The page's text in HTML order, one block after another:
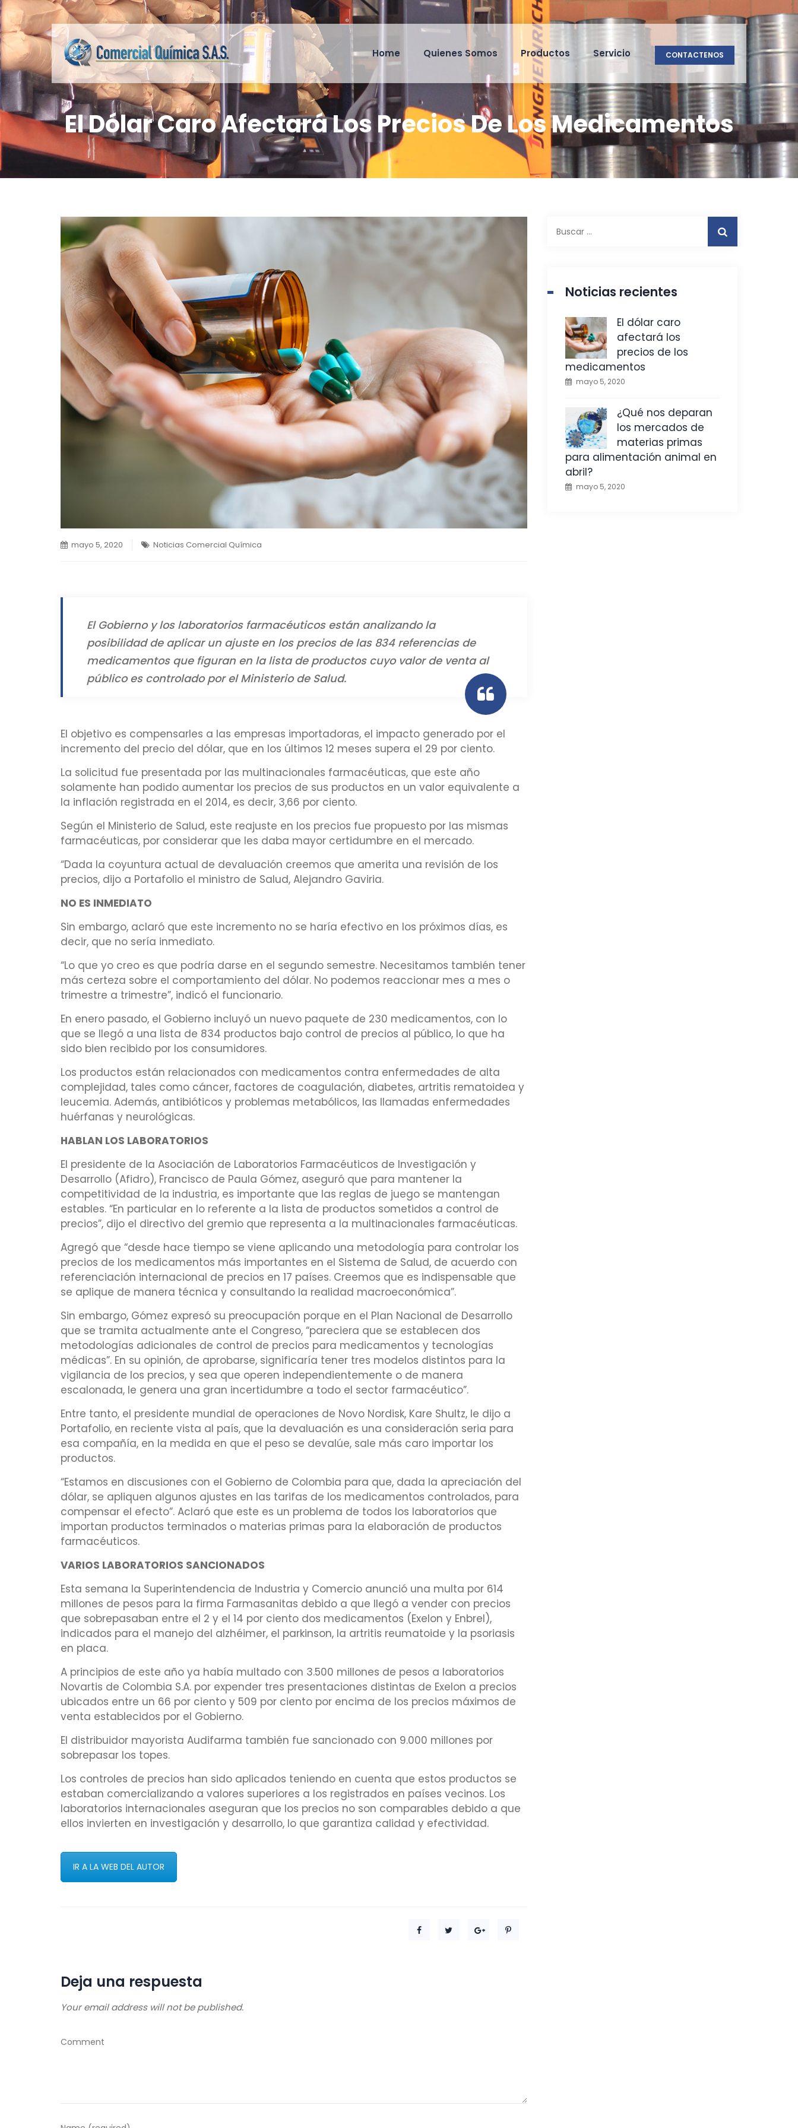
CONTACTENOS
Home Quienes Somos Productos Servicio
El Dólar Caro Afectará Los Precios De Los Medicamentos
mayo 5, 2020 Noticias Comercial Química
El Gobierno y los laboratorios farmacéuticos están analizando la
posibilidad de aplicar un ajuste en los precios de las 834 referencias de
medicamentos que figuran en la lista de productos cuyo valor de venta al
público es controlado por el Ministerio de Salud.
El objetivo es compensarles a las empresas importadoras, el impacto generado por el
incremento del precio del dólar, que en los últimos 12 meses supera el 29 por ciento.
La solicitud fue presentada por las multinacionales farmacéuticas, que este año
solamente han podido aumentar los precios de sus productos en un valor equivalente a
la inflación registrada en el 2014, es decir, 3,66 por ciento.
Según el Ministerio de Salud, este reajuste en los precios fue propuesto por las mismas
farmacéuticas, por considerar que les daba mayor certidumbre en el mercado.
“Dada la coyuntura actual de devaluación creemos que amerita una revisión de los
precios, dijo a Portafolio el ministro de Salud, Alejandro Gaviria.
NO ES INMEDIATO
Sin embargo, aclaró que este incremento no se haría efectivo en los próximos días, es
decir, que no sería inmediato.
“Lo que yo creo es que podría darse en el segundo semestre. Necesitamos también tener
más certeza sobre el comportamiento del dólar. No podemos reaccionar mes a mes o
trimestre a trimestre”, indicó el funcionario.
En enero pasado, el Gobierno incluyó un nuevo paquete de 230 medicamentos, con lo
que se llegó a una lista de 834 productos bajo control de precios al público, lo que ha
sido bien recibido por los consumidores.
Los productos están relacionados con medicamentos contra enfermedades de alta
complejidad, tales como cáncer, factores de coagulación, diabetes, artritis rematoidea y
leucemia. Además, antibióticos y problemas metabólicos, las llamadas enfermedades
huérfanas y neurológicas.
HABLAN LOS LABORATORIOS
El presidente de la Asociación de Laboratorios Farmacéuticos de Investigación y
Desarrollo (Afidro), Francisco de Paula Gómez, aseguró que para mantener la
competitividad de la industria, es importante que las reglas de juego se mantengan
estables. “En particular en lo referente a la lista de productos sometidos a control de
precios”, dijo el directivo del gremio que representa a la multinacionales farmacéuticas.
Agregó que “desde hace tiempo se viene aplicando una metodología para controlar los
precios de los medicamentos más importantes en el Sistema de Salud, de acuerdo con
referenciación internacional de precios en 17 países. Creemos que es indispensable que
se aplique de manera técnica y consultando la realidad macroeconómica”.
Sin embargo, Gómez expresó su preocupación porque en el Plan Nacional de Desarrollo
que se tramita actualmente ante el Congreso, “pareciera que se establecen dos
metodologías adicionales de control de precios para medicamentos y tecnologías
médicas”. En su opinión, de aprobarse, significaría tener tres modelos distintos para la
vigilancia de los precios, y sea que operen independientemente o de manera
escalonada, le genera una gran incertidumbre a todo el sector farmacéutico”.
Entre tanto, el presidente mundial de operaciones de Novo Nordisk, Kare Shultz, le dijo a
Portafolio, en reciente vista al país, que la devaluación es una consideración seria para
esa compañía, en la medida en que el peso se devalúe, sale más caro importar los
productos.
“Estamos en discusiones con el Gobierno de Colombia para que, dada la apreciación del
dólar, se apliquen algunos ajustes en las tarifas de los medicamentos controlados, para
compensar el efecto”. Aclaró que este es un problema de todos los laboratorios que
importan productos terminados o materias primas para la elaboración de productos
farmacéuticos.
VARIOS LABORATORIOS SANCIONADOS
Esta semana la Superintendencia de Industria y Comercio anunció una multa por 614
millones de pesos para la firma Farmasanitas debido a que llegó a vender con precios
que sobrepasaban entre el 2 y el 14 por ciento dos medicamentos (Exelon y Enbrel),
indicados para el manejo del alzhéimer, el parkinson, la artritis reumatoide y la psoriasis
en placa.
A principios de este año ya había multado con 3.500 millones de pesos a laboratorios
Novartis de Colombia S.A. por expender tres presentaciones distintas de Exelon a precios
ubicados entre un 66 por ciento y 509 por ciento por encima de los precios máximos de
venta establecidos por el Gobierno.
El distribuidor mayorista Audifarma también fue sancionado con 9.000 millones por
sobrepasar los topes.
Los controles de precios han sido aplicados teniendo en cuenta que estos productos se
estaban comercializando a valores superiores a los registrados en países vecinos. Los
laboratorios internacionales aseguran que los precios no son comparables debido a que
ellos invierten en investigación y desarrollo, lo que garantiza calidad y efectividad.
IR A LA WEB DEL AUTOR
Deja una respuesta
Your email address will not be published.
Noticias recientes
El dólar caro
afectará los
precios de los
medicamentos
mayo 5, 2020
¿Qué nos deparan
los mercados de
materias primas
para alimentación animal en
abril?
mayo 5, 2020